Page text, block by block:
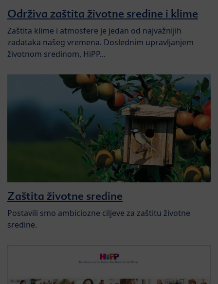
Održiva zaštita životne sredine i klime
Zaštita klime i atmosfere je jedan od najvažnijih
zadataka našeg vremena. Doslednim upravljanjem
životnom sredinom, HiPP...
Zaštita životne sredine
Postavili smo ambiciozne ciljeve za zaštitu životne
sredine.